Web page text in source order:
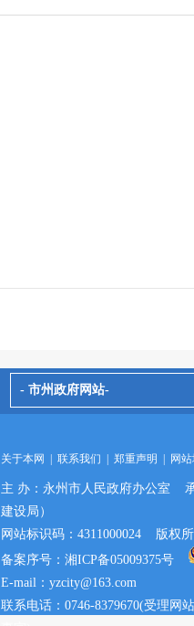
- 市州政府网站-
关于本网 联系我们 郑重声明 网
主 办：永州市人民政府办公室
建设局）
网站标识码：4311000024 版权
备案序号：湘ICP备05009375号
E-mail：yzcity@163.com
联系电话：0746-8379670(受理网